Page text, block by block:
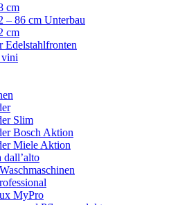
cm
– 86 cm Unterbau
cm
Edelstahlfronten
vini
Slim
Bosch Aktion
Miele Aktion
dall’alto
MyPro